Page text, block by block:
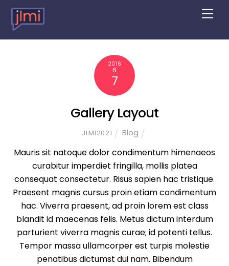
M
e
u
2016
6
7
Gallery Layout
JLMI2021 Blog
Mauris sit natoque dolor condimentum himenaeos
curabitur imperdiet fringilla, mollis platea
consequat consectetur. Risus sapien hac tristique.
Praesent magnis cursus proin etiam condimentum
hac. Viverra praesent, ad proin lorem est class
blandit id maecenas felis. Metus dictum interdum
parturient viverra magnis curae; id potenti tellus.
Tempor massa ullamcorper est turpis molestie
penatibus dictumst dui nam. Bibendum